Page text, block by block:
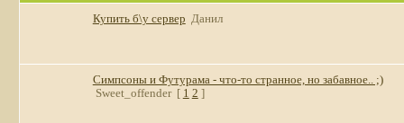
Купить б\у сервер Данил
Симпсоны и Футурама - что-то странное, но забавное.. ;)
Sweet_offender [ 1 2 ]